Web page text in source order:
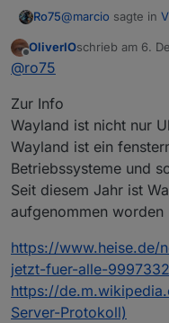
Ro75@marcio sagte in
Wie sieht
Ro75.
Offline
OliverIOschrieb am 6.
zuletzt editiert
@ro75
Zur Info
Wayland ist nicht nur
Wayland ist ein
Betriebssysteme und
Seit diesem Jahr ist
aufgenommen worden
https://www.heise.de/
jetzt-fuer-alle-
https://
Server-Protokoll)